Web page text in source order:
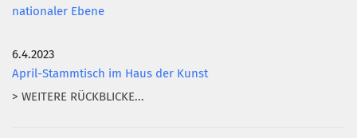
nationaler Ebene
6.4.2023
April-Stammtisch im Haus der Kunst
> WEITERE RÜCKBLICKE...